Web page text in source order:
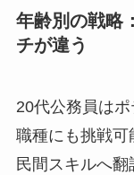
年齢別の戦略
チが違う
20代公務員は
職種にも挑戦可
民間スキルへ